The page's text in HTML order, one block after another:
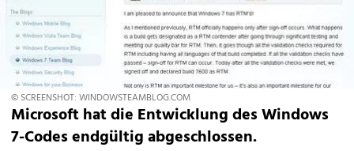
© SCREENSHOT: WINDOWSTEAMBLOG.COM
Microsoft hat die Entwicklung des Windows
7-Codes endgültig abgeschlossen.